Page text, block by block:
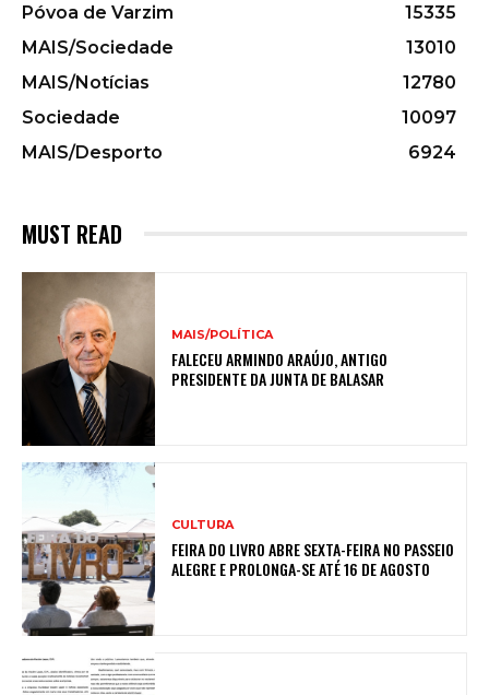
Póvoa de Varzim
15335
MAIS/Sociedade
13010
MAIS/Notícias
12780
Sociedade
10097
MAIS/Desporto
6924
MUST READ
MAIS/POLÍTICA
FALECEU ARMINDO ARAÚJO, ANTIGO
PRESIDENTE DA JUNTA DE BALASAR
CULTURA
FEIRA DO LIVRO ABRE SEXTA-FEIRA NO PASSEIO
ALEGRE E PROLONGA-SE ATÉ 16 DE AGOSTO